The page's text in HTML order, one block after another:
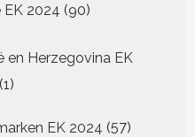
EK 2024 9090
en Herzegovina EK
11
EK 2024 5757